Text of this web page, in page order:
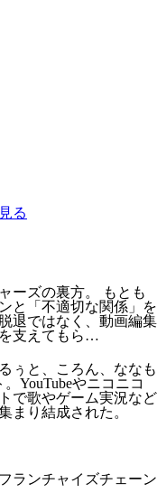
る
ーズの裏方。 もとも
と「不適切な関係」を
退ではなく、動画編集
支えてもら…
ぅと、ころん、ななも
YouTubeやニコニコ
で歌やゲーム実況など
まり結成された。
ランチャイズチェーン